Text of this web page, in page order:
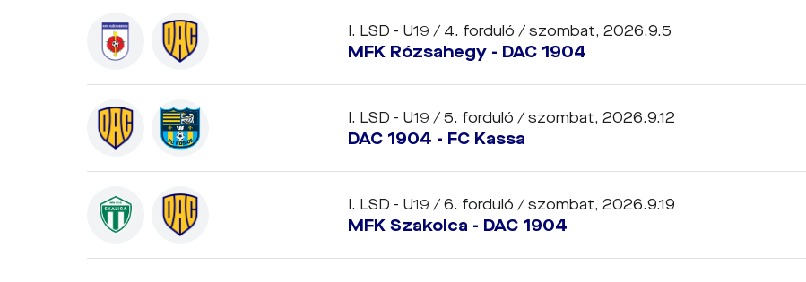
I. LSD - U19 / 4. forduló /szombat, 2026.9.5
MFK Rózsahegy - DAC 1904
I. LSD - U19 / 5. forduló /szombat, 2026.9.12
DAC 1904 - FC Kassa
I. LSD - U19 / 6. forduló /szombat, 2026.9.19
MFK Szakolca - DAC 1904